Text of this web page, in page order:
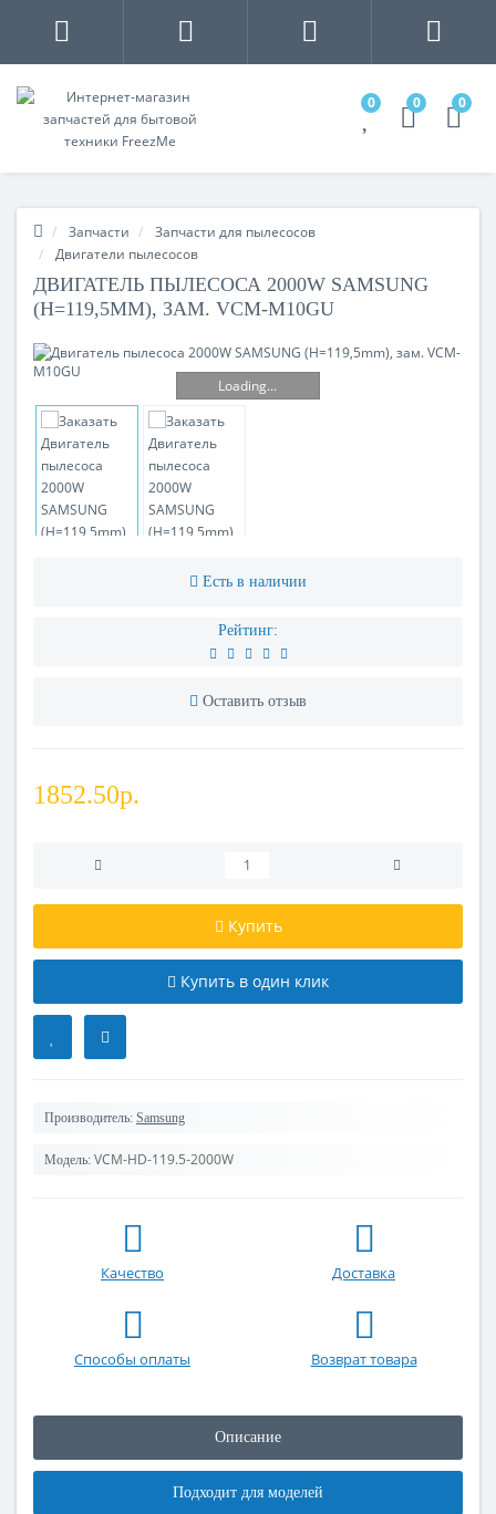
0 0 0
Запчасти
Запчасти для пылесосов
Двигатели пылесосов
ДВИГАТЕЛЬ ПЫЛЕСОСА 2000W SAMSUNG
(H=119,5MM), ЗАМ. VCM-M10GU
Loading...
Есть в наличии
Рейтинг:
Оставить отзыв
1852.50р.
Купить
Купить в один клик
Производитель: Samsung
Модель: VCM-HD-119.5-2000W
Качество Доставка
Способы оплаты Возврат товара
Описание
Подходит для моделей